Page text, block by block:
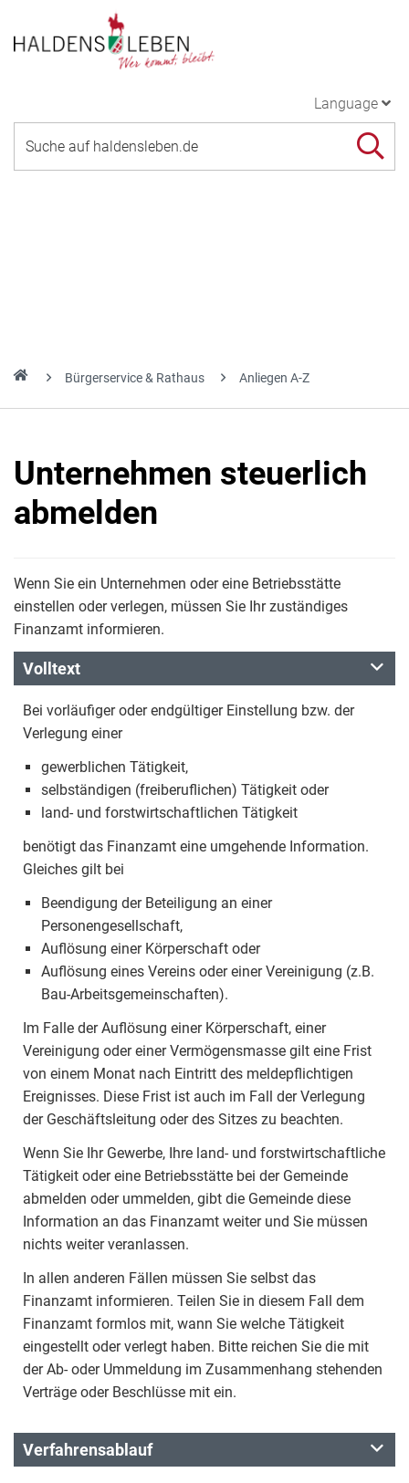
Language
Bürgerservice & Rathaus Anliegen A-Z
Unternehmen steuerlich
abmelden
Wenn Sie ein Unternehmen oder eine Betriebsstätte
einstellen oder verlegen, müssen Sie Ihr zuständiges
Finanzamt informieren.
Volltext
Bei vorläufiger oder endgültiger Einstellung bzw. der
Verlegung einer
gewerblichen Tätigkeit,
selbständigen (freiberuflichen) Tätigkeit oder
land- und forstwirtschaftlichen Tätigkeit
benötigt das Finanzamt eine umgehende Information.
Gleiches gilt bei
Beendigung der Beteiligung an einer
Personengesellschaft,
Auflösung einer Körperschaft oder
Auflösung eines Vereins oder einer Vereinigung (z.B.
Bau-Arbeitsgemeinschaften).
Im Falle der Auflösung einer Körperschaft, einer
Vereinigung oder einer Vermögensmasse gilt eine Frist
von einem Monat nach Eintritt des meldepflichtigen
Ereignisses. Diese Frist ist auch im Fall der Verlegung
der Geschäftsleitung oder des Sitzes zu beachten.
Wenn Sie Ihr Gewerbe, Ihre land- und forstwirtschaftliche
Tätigkeit oder eine Betriebsstätte bei der Gemeinde
abmelden oder ummelden, gibt die Gemeinde diese
Information an das Finanzamt weiter und Sie müssen
nichts weiter veranlassen.
In allen anderen Fällen müssen Sie selbst das
Finanzamt informieren. Teilen Sie in diesem Fall dem
Finanzamt formlos mit, wann Sie welche Tätigkeit
eingestellt oder verlegt haben. Bitte reichen Sie die mit
der Ab- oder Ummeldung im Zusammenhang stehenden
Verträge oder Beschlüsse mit ein.
Verfahrensablauf